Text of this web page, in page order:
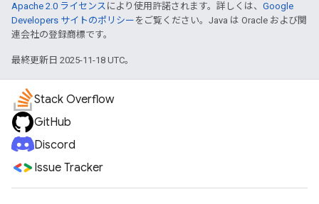
Apache 2.0 ライセンス により使用許諾されます。詳しくは、 Google
Developers サイトのポリシー をご覧ください。Java は Oracle および関
連会社の登録商標です。
最終更新日 2025-11-18 UTC。
Stack Overflow
GitHub
Discord
Issue Tracker